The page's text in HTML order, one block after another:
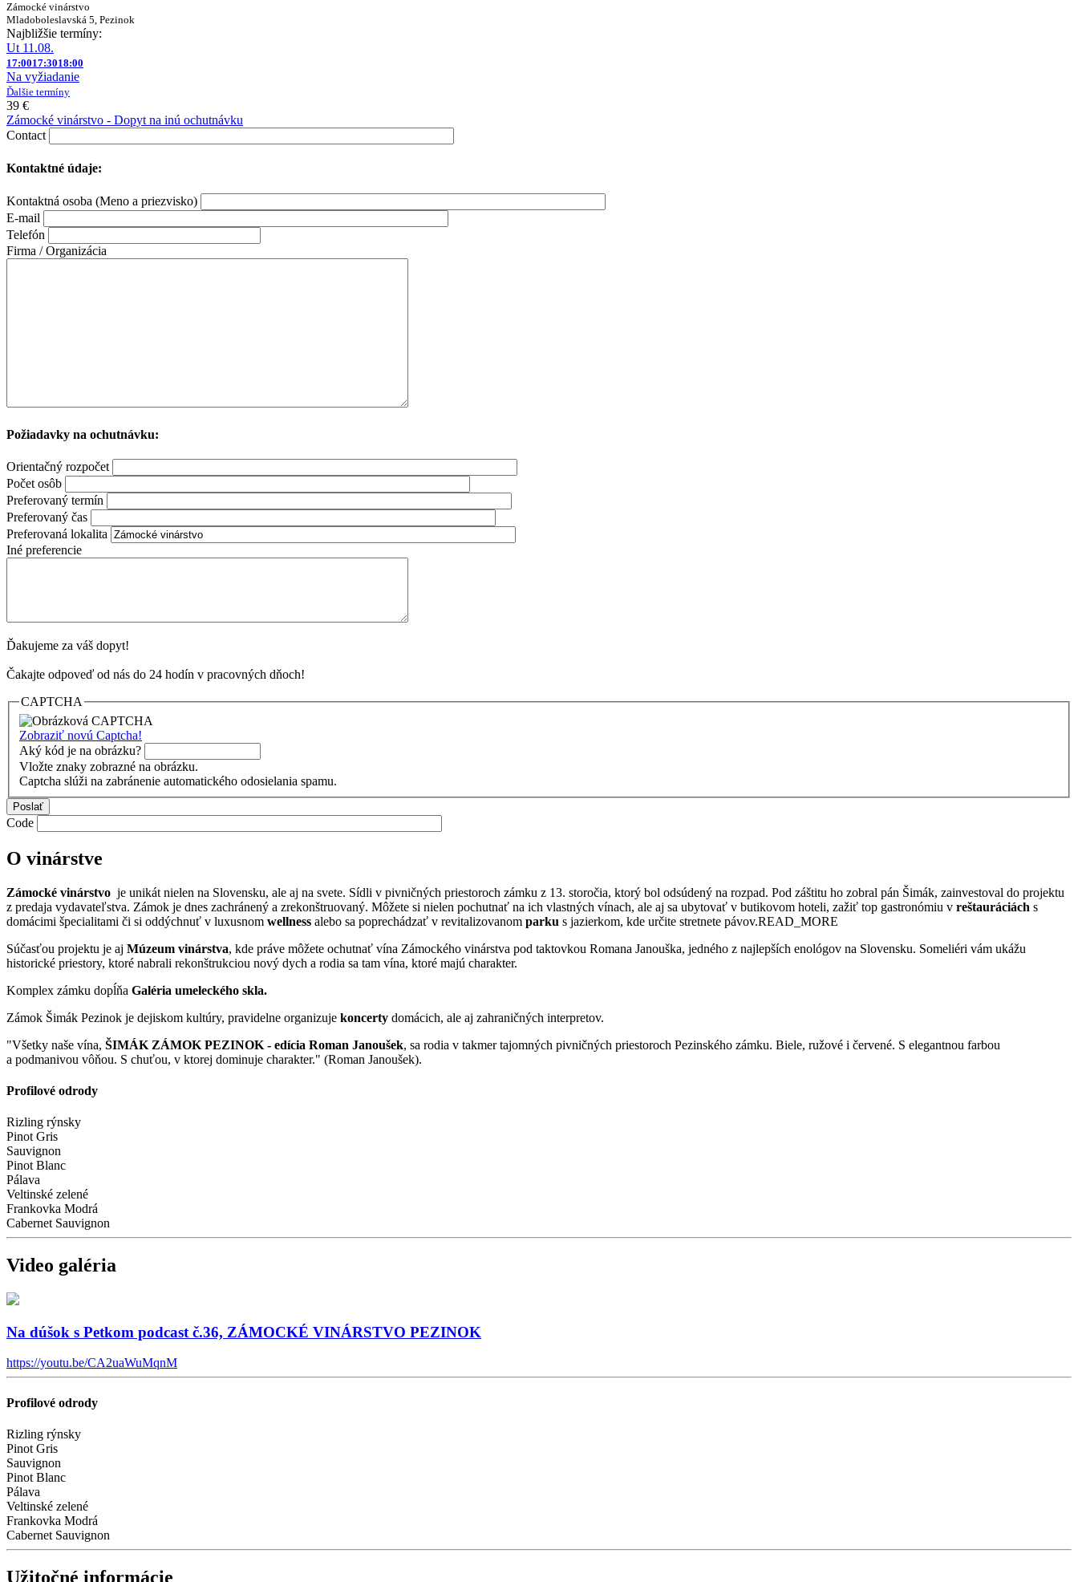
Zámocké vinárstvo
Mladoboleslavská 5, Pezinok
Najbližšie termíny:
Ut 11.08.
17:0017:3018:00
Na vyžiadanie
Ďalšie termíny
39 €
Zámocké vinárstvo - Dopyt na inú ochutnávku
Contact
Kontaktné údaje:
Kontaktná osoba (Meno a priezvisko)
E-mail
Telefón
Firma / Organizácia
Požiadavky na ochutnávku:
Orientačný rozpočet
Počet osôb
Preferovaný termín
Preferovaný čas
Preferovaná lokalita
Iné preferencie
Ďakujeme za váš dopyt!
Čakajte odpoveď od nás do 24 hodín v pracovných dňoch!
CAPTCHA
Zobraziť novú Captcha!
Aký kód je na obrázku?
Vložte znaky zobrazné na obrázku.
Captcha slúži na zabránenie automatického odosielania spamu.
Code
O vinárstve
Zámocké vinárstvo je unikát nielen na Slovensku, ale aj na svete. Sídli v pivničných priestoroch zámku z 13. storočia, ktorý bol odsúdený na rozpad. Pod záštitu ho zobral pán Šimák, zainvestoval do projektu
z predaja vydavateľstva. Zámok je dnes zachránený a zrekonštruovaný. Môžete si nielen pochutnať na ich vlastných vínach, ale aj sa ubytovať v butikovom hoteli, zažiť top gastronómiu v reštauráciách s
domácimi špecialitami či si oddýchnuť v luxusnom wellness alebo sa poprechádzať v revitalizovanom parku s jazierkom, kde určite stretnete pávov.READ_MORE
Súčasťou projektu je aj Múzeum vinárstva, kde práve môžete ochutnať vína Zámockého vinárstva pod taktovkou Romana Janouška, jedného z najlepších enológov na Slovensku. Someliéri vám ukážu
historické priestory, ktoré nabrali rekonštrukciou nový dych a rodia sa tam vína, ktoré majú charakter.
Komplex zámku dopĺňa Galéria umeleckého skla.
Zámok Šimák Pezinok je dejiskom kultúry, pravidelne organizuje koncerty domácich, ale aj zahraničných interpretov.
"Všetky naše vína, ŠIMÁK ZÁMOK PEZINOK - edícia Roman Janoušek, sa rodia v takmer tajomných pivničných priestoroch Pezinského zámku. Biele, ružové i červené. S elegantnou farbou
a podmanivou vôňou. S chuťou, v ktorej dominuje charakter." (Roman Janoušek).
Profilové odrody
Rizling rýnsky
Pinot Gris
Sauvignon
Pinot Blanc
Pálava
Veltinské zelené
Frankovka Modrá
Cabernet Sauvignon
Video galéria
Na dúšok s Petkom podcast č.36, ZÁMOCKÉ VINÁRSTVO PEZINOK
https://youtu.be/CA2uaWuMqnM
Profilové odrody
Rizling rýnsky
Pinot Gris
Sauvignon
Pinot Blanc
Pálava
Veltinské zelené
Frankovka Modrá
Cabernet Sauvignon
Užitočné informácie